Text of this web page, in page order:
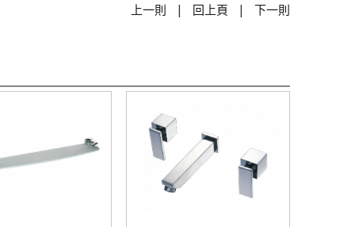
上一則 | 回上頁 | 下一則